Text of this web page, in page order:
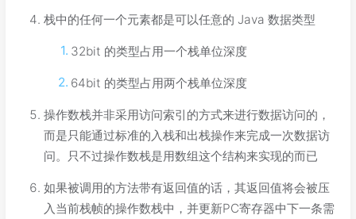
栈中的任何一个元素都是可以任意的 Java 数据类型
32bit 的类型占用一个栈单位深度
64bit 的类型占用两个栈单位深度
操作数栈并非采用访问索引的方式来进行数据访问的，
而是只能通过标准的入栈和出栈操作来完成一次数据访
问。只不过操作数栈是用数组这个结构来实现的而已
如果被调用的方法带有返回值的话，其返回值将会被压
入当前栈帧的操作数栈中，并更新PC寄存器中下一条需